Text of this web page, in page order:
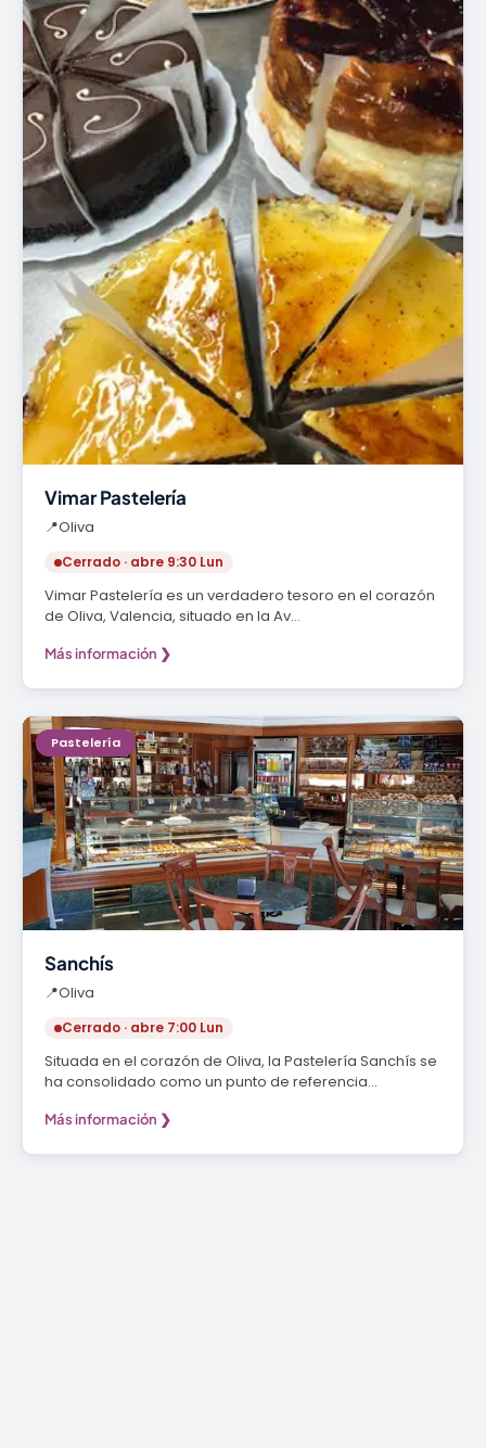
Vimar Pastelería
📍Oliva
Cerrado · abre 9:30 Lun
Vimar Pastelería es un verdadero tesoro en el corazón
de Oliva, Valencia, situado en la Av…
Más información ❯
Pastelería
Sanchís
📍Oliva
Cerrado · abre 7:00 Lun
Situada en el corazón de Oliva, la Pastelería Sanchís se
ha consolidado como un punto de referencia…
Más información ❯